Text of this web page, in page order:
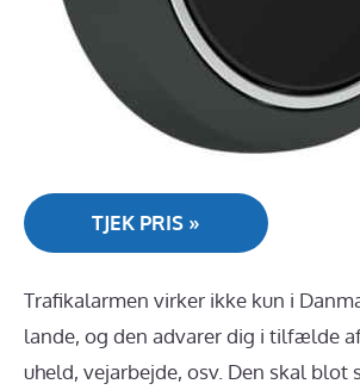
TJEK PRIS »
Trafikalarmen virker ikke kun i
lande, og den advarer dig i tilfælde
uheld, vejarbejde, osv. Den skal blot